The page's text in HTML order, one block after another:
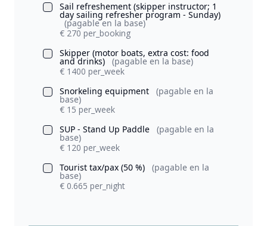
Sail refreshement (skipper instructor; 1
day sailing refresher program - Sunday)
(pagable en la base)
€ 270 per_booking
Skipper (motor boats, extra cost: food
and drinks)
(pagable en la base)
€ 1400 per_week
Snorkeling equipment
(pagable en la
base)
€ 15 per_week
SUP - Stand Up Paddle
(pagable en la
base)
€ 120 per_week
Tourist tax/pax (50 %)
(pagable en la
base)
€ 0.665 per_night